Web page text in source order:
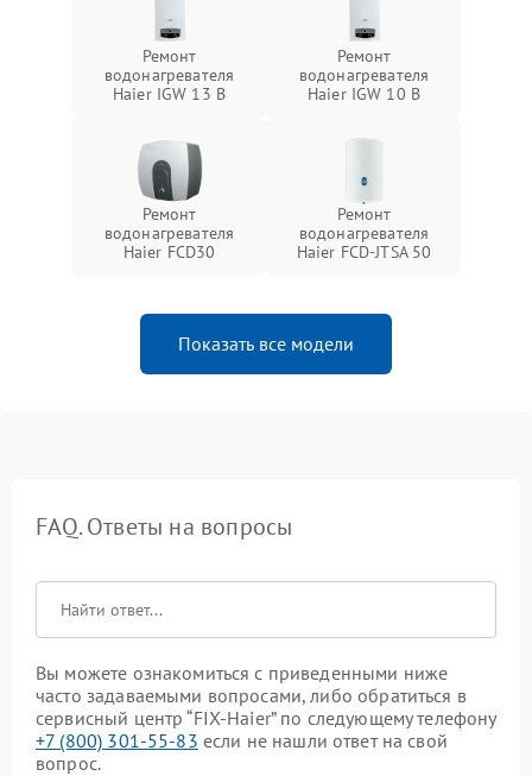
Ремонт
водонагревателя
Haier IGW 13 B
Ремонт
водонагревателя
Haier IGW 10 B
Ремонт
водонагревателя
Haier FCD30
Ремонт
водонагревателя
Haier FCD-JTSA 50
Показать все модели
FAQ. Ответы на вопросы
Вы можете ознакомиться с приведенными ниже
часто задаваемыми вопросами, либо обратиться в
сервисный центр “FIX-Haier” по следующему телефону
+7 (800) 301-55-83 если не нашли ответ на свой
вопрос.